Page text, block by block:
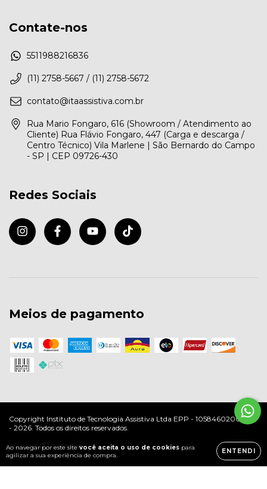
Ao navegar por este sitevocê aceita o uso de cookies para
agilizar a sua experiência de compra.
ENTENDI
Contate-nos
5511988216836
(11) 2758-5667 / (11) 2758-5672
contato@itaassistiva.com.br
Rua Mario Fongaro, 616 (Showroom / Atendimento ao
Cliente) Rua Flávio Fongaro, 447 (Carga e descarga /
Centro Técnico) Vila Marlene | São Bernardo do Campo
- SP | CEP 09726-430
Redes Sociais
Meios de pagamento
Copyright Instituto de Tecnologia Assistiva Ltda EPP - 10584602000197
- 2026. Todos os direitos reservados.